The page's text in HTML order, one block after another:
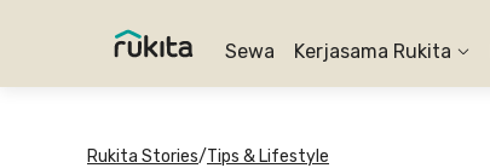
Sewa Kerjasama Rukita
Rukita Stories/Tips & Lifestyle